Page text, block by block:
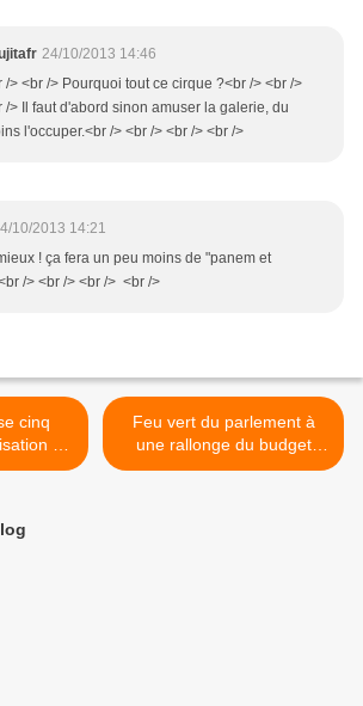
24/10/2013 14:46
/> <br /> Pourquoi tout ce cirque ?<br /> <br />
/> Il faut d'abord sinon amuser la galerie, du
l'occuper.<br /> <br /> <br /> <br />
10/2013 14:21
! ça fera un peu moins de "panem et
/> <br /> <br /> <br />
de
Feu vert du parlement à
une rallonge du budget
européen >